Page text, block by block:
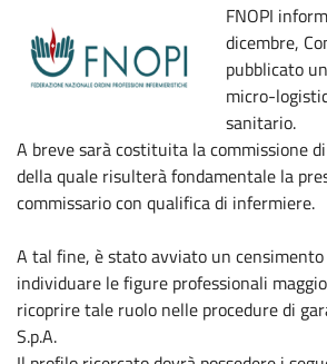
FNOPI
dicembre,
pubblicato
micro-
sanitario.
A breve sarà costituita la commissione
della quale risulterà fondamentale la
commissario con qualifica di infermiere.
A tal fine, è stato avviato un
individuare le figure professionali
ricoprire tale ruolo nelle procedure di
S.p.A.